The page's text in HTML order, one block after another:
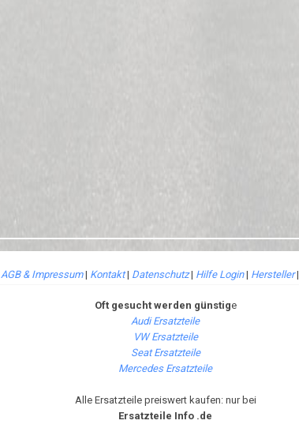
AGB & Impressum| Kontakt| Datenschutz| Hilfe Login| Hersteller|
Oft gesucht werden günstige
Audi Ersatzteile
VW Ersatzteile
Seat Ersatzteile
Mercedes Ersatzteile
Alle Ersatzteile preiswert kaufen: nur bei
Ersatzteile Info .de